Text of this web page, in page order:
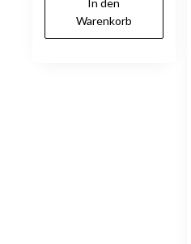
In den
Warenkorb